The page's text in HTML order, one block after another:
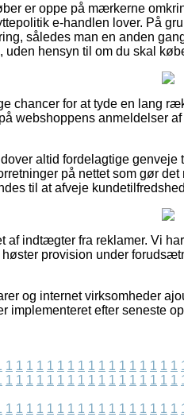
er oppe på mærkerne
e-handlen lover. På
således man en anden
uden hensyn til om du skal
chancer for at tyde en lang
webshoppens anmeldelser
altid fordelagtige
på nettet som gør
til at afveje
af indtægter fra reklamer. Vi
provision under
og internet virksomheder
implementeret efter seneste
1 1 1 1 1 1 1 1 1 1 1 1 1 1 1 1 1
1 1 1 1 1 1 1 1 1 1 1 1 1 1 1 1 1
1 1 1 1 1 1 1 1 1 1 1 1 1 1 1 1 1